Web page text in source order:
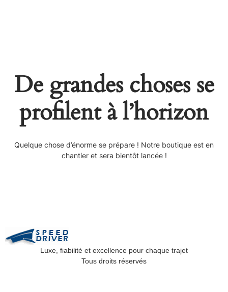
De grandes choses se
profilent à l’horizon
Quelque chose d’énorme se prépare ! Notre boutique est en
chantier et sera bientôt lancée !
Luxe, fiabilité et excellence pour chaque trajet
Tous droits réservés